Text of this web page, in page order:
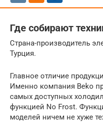
Где собирают
Страна-производитель
Турция.
Главное отличие
Именно компания Beko
самых доступных
функцией No Frost.
моделей ничем не хуже